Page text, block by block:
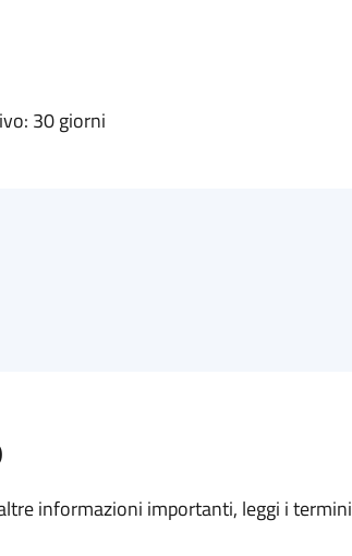
30 giorni
informazioni importanti, leggi i termini